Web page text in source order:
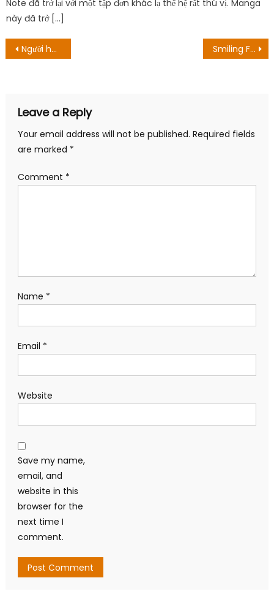
Note đã trở lại với một tập đơn khác lạ thế hệ rất thú vị. Manga
này đã trở […]
Post
Người hâm mộ Google Stadia làm việc hàng nghìn giờ trên dịch vụ đã chết Smiling Friends Season 2: Ngày phát triển và mọi thứ game thủ nên biết
Leave a Reply
Your email address will not be published. Required fields
are marked *
Comment *
Name *
Email *
Website
Save my name,
email, and
website in this
browser for the
next time I
comment.